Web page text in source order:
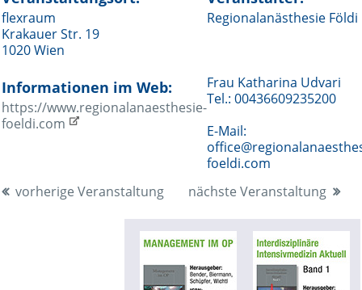
flexraum
Krakauer Str. 19
1020 Wien
Informationen im Web:
https://www.regionalanaesthesie-
foeldi.com
Regionalanästhesie Földi
Frau Katharina Udvari
Tel.: 00436609235200
E-Mail:
foeldi.com
vorherige Veranstaltung
nächste Veranstaltung